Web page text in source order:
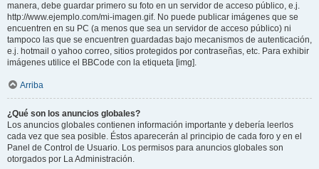
manera, debe guardar primero su foto en un servidor de acceso público, e.j.
http://www.ejemplo.com/mi-imagen.gif. No puede publicar imágenes que se
encuentren en su PC (a menos que sea un servidor de acceso público) ni
tampoco las que se encuentren guardadas bajo mecanismos de autenticación,
e.j. hotmail o yahoo correo, sitios protegidos por contraseñas, etc. Para exhibir
imágenes utilice el BBCode con la etiqueta [img].
Arriba
¿Qué son los anuncios globales?
Los anuncios globales contienen información importante y debería leerlos
cada vez que sea posible. Éstos aparecerán al principio de cada foro y en el
Panel de Control de Usuario. Los permisos para anuncios globales son
otorgados por La Administración.